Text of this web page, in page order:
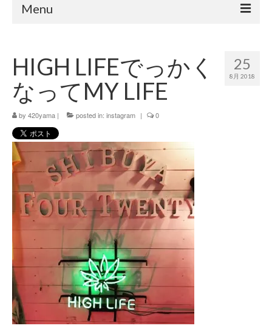
Menu
420 shibuya_info
420 shibuya_access
420 shibuya_shop
Instagram:420shibuya_official
About:FOUR TWENTY SHIBUYA
YouTube:420shibuya
420 Blog Full
www.h4wp.com
420friendly 通販
25
8月 2018
HIGH LIFEでっかく
なってMY LIFE
by 420yama | posted in: instagram | 0